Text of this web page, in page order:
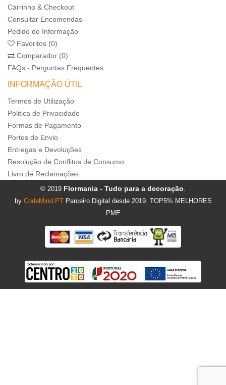
Carrinho & Checkout
Consultar Encomendas
Pedido de Informação
Favoritos (0)
Comparador (0)
FAQs - Perguntas Frequentes
INFORMAÇÃO ÚTIL
Termos de Utilização
Politica de Privacidade
Formas de Pagamento
Portes de Envio
Entregas e Devoluções
Resolução de Conflitos de Consumo
Livro de Reclamações
© 2019 Flormania - Tudo para a decoração.
by CodeMind.PT Parceiro Digital desde 2019. TOP5% MELHORES
PME